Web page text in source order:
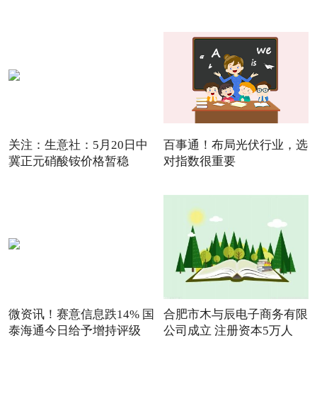
关注：生意社：5月20日中
冀正元硝酸铵价格暂稳
百事通！布局光伏行业，选
对指数很重要
微资讯！赛意信息跌14% 国
泰海通今日给予增持评级
合肥市木与辰电子商务有限
公司成立 注册资本5万人